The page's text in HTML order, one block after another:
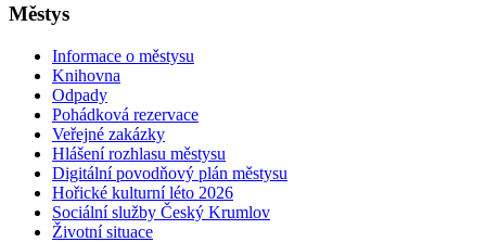
Městys
Informace o městysu
Knihovna
Odpady
Pohádková rezervace
Veřejné zakázky
Hlášení rozhlasu městysu
Digitální povodňový plán městysu
Hořické kulturní léto 2026
Sociální služby Český Krumlov
Životní situace